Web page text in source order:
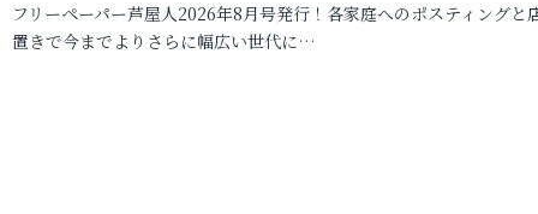
フリーペーパー芦屋人2026年8月号発行！各家庭へのポスティングと
置きで今までよりさらに幅広い世代に…